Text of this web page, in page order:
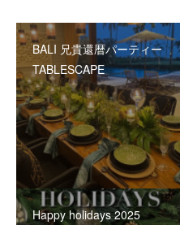
BALI 兄貴還暦パーティー
TABLESCAPE
Happy holidays 2025